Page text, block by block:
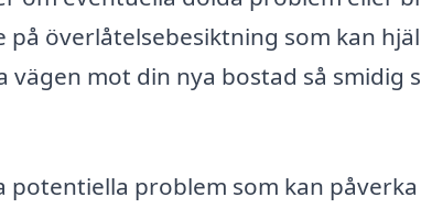
överlåtelsebesiktning som kan
mot din nya bostad så smidig
problem som kan påverka